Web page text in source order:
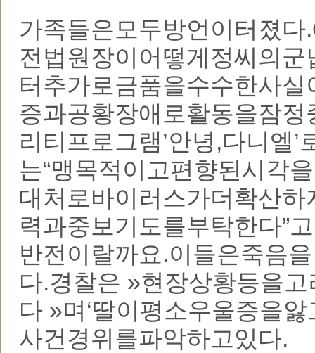
가족들은모두방언이터졌
전법원장이어떻게정씨의
터추가로금품을수수한사
증과공황장애로활동을잠
리티프로그램’안녕,다니엘
는“맹목적이고편향된시각
대처로바이러스가더확산
력과중보기도를부탁한다”
반전이랄까요.이들은죽음
다.경찰은 »현장상황등을
다 »며‘딸이평소우울증을
사건경위를파악하고있다.